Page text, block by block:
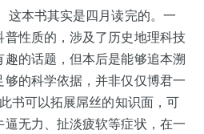
这本书其实是四月读完的。一
性质的，涉及了历史地理科技
的话题，但本后是能够追本溯
的科学依据，并非仅仅博君一
书可以拓展屌丝的知识面，可
无力、扯淡疲软等症状，在一